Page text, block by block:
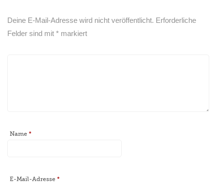
Deine E-Mail-Adresse wird nicht veröffentlicht. Erforderliche
Felder sind mit* markiert
Name*
E-Mail-Adresse*